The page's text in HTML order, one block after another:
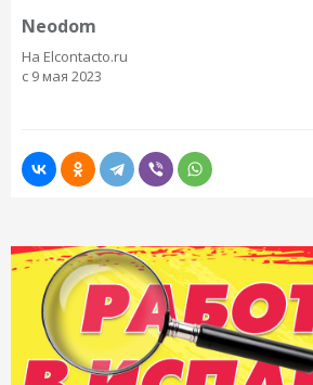
Neodom
На Elcontacto.ru
с 9 мая 2023